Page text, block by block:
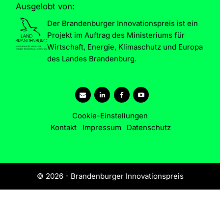
Ausgelobt von:
Der Brandenburger Innovationspreis ist ein
Projekt im Auftrag des Ministeriums für
Wirtschaft, Energie, Klimaschutz und Europa
des Landes Brandenburg.
Cookie-Einstellungen
Kontakt
Impressum Datenschutz
© 2026 - Brandenburger Innovationspreis